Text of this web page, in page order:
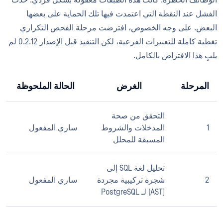
الفشل عند النقطة التي اعتمدت فيها تلك الحماية على بعضها
البعض. على وجه الخصوص، افترضت مرحلة الفحص التكراري
تغطية كاملة للتعبيرات الفرعية، لكن التنفيذ قبل الإصدار 0.2.12 لم
يلبِ هذا الافتراض بالكامل.
المرحلة الغرض الحالة الملحوظة
1
التحقق من صحة
المدخلات والشروط
المسبقة للمحلل
ساري المفعول
2
تحليل لغة SQL إلى
شجرة تركيبية مجردة
(AST) لـ PostgreSQL
ساري المفعول